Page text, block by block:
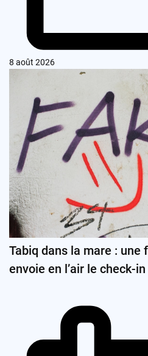
8 août 2026
Tabiq dans la mare : une
envoie en l’air le check-in